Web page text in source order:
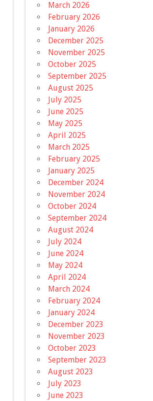
March 2026
February 2026
January 2026
December 2025
November 2025
October 2025
September 2025
August 2025
July 2025
June 2025
May 2025
April 2025
March 2025
February 2025
January 2025
December 2024
November 2024
October 2024
September 2024
August 2024
July 2024
June 2024
May 2024
April 2024
March 2024
February 2024
January 2024
December 2023
November 2023
October 2023
September 2023
August 2023
July 2023
June 2023